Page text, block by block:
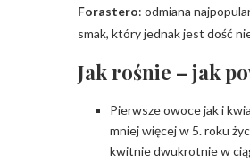
Forastero: odmiana
smak, który jednak jest dość
Jak rośnie – jak
Pierwsze owoce jak i
mniej więcej w 5. roku
kwitnie dwukrotnie w